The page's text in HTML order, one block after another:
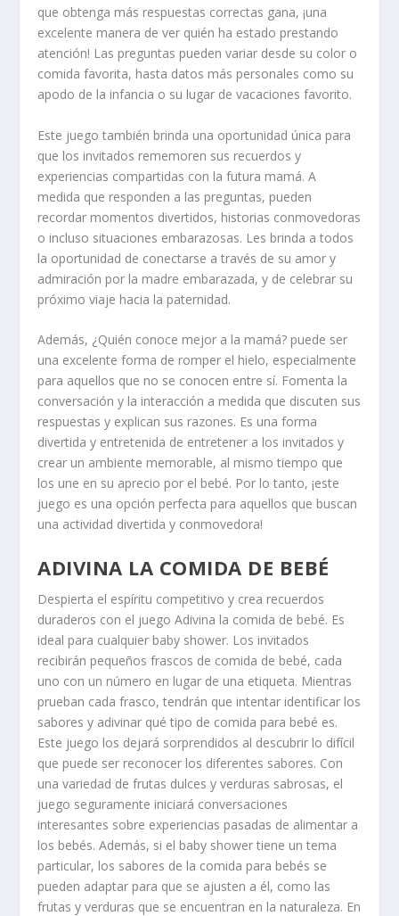
que obtenga más respuestas correctas gana, ¡una
excelente manera de ver quién ha estado prestando
atención! Las preguntas pueden variar desde su color o
comida favorita, hasta datos más personales como su
apodo de la infancia o su lugar de vacaciones favorito.
Este juego también brinda una oportunidad única para
que los invitados rememoren sus recuerdos y
experiencias compartidas con la futura mamá. A
medida que responden a las preguntas, pueden
recordar momentos divertidos, historias conmovedoras
o incluso situaciones embarazosas. Les brinda a todos
la oportunidad de conectarse a través de su amor y
admiración por la madre embarazada, y de celebrar su
próximo viaje hacia la paternidad.
Además, ¿Quién conoce mejor a la mamá? puede ser
una excelente forma de romper el hielo, especialmente
para aquellos que no se conocen entre sí. Fomenta la
conversación y la interacción a medida que discuten sus
respuestas y explican sus razones. Es una forma
divertida y entretenida de entretener a los invitados y
crear un ambiente memorable, al mismo tiempo que
los une en su aprecio por el bebé. Por lo tanto, ¡este
juego es una opción perfecta para aquellos que buscan
una actividad divertida y conmovedora!
ADIVINA LA COMIDA DE BEBÉ
Despierta el espíritu competitivo y crea recuerdos
duraderos con el juego Adivina la comida de bebé. Es
ideal para cualquier baby shower. Los invitados
recibirán pequeños frascos de comida de bebé, cada
uno con un número en lugar de una etiqueta. Mientras
prueban cada frasco, tendrán que intentar identificar los
sabores y adivinar qué tipo de comida para bebé es.
Este juego los dejará sorprendidos al descubrir lo difícil
que puede ser reconocer los diferentes sabores. Con
una variedad de frutas dulces y verduras sabrosas, el
juego seguramente iniciará conversaciones
interesantes sobre experiencias pasadas de alimentar a
los bebés. Además, si el baby shower tiene un tema
particular, los sabores de la comida para bebés se
pueden adaptar para que se ajusten a él, como las
frutas y verduras que se encuentran en la naturaleza. En